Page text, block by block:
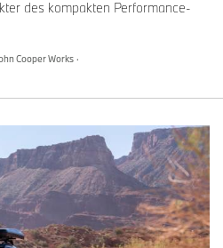
MINI Cooper C
Kraftstoffverbrauch kombiniert:
6,0 – 5,9 l/100km gemäss
WLTP; CO2 Emissionen
kombiniert: 136 – 133 g/km;
Energieeffizienz Kategorie: E
des kompakten Performance-
Cooper Works ·